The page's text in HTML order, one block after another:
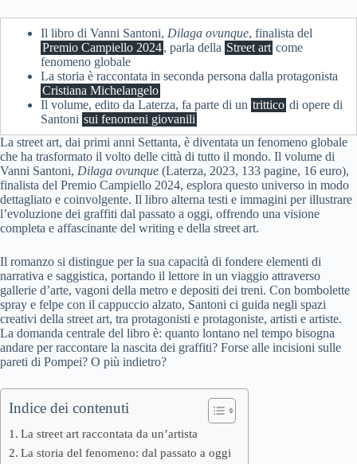
Il libro di Vanni Santoni, Dilaga ovunque, finalista del
Premio Campiello 2024, parla della Street art come
fenomeno globale
La storia è raccontata in seconda persona dalla protagonista
Cristiana Michelangelo
Il volume, edito da Laterza, fa parte di un trittico di opere di
Santoni sui fenomeni giovanili
La street art, dai primi anni Settanta, è diventata un fenomeno globale
che ha trasformato il volto delle città di tutto il mondo. Il volume di
Vanni Santoni, Dilaga ovunque (Laterza, 2023, 133 pagine, 16 euro),
finalista del Premio Campiello 2024, esplora questo universo in modo
dettagliato e coinvolgente. Il libro alterna testi e immagini per illustrare
l’evoluzione dei graffiti dal passato a oggi, offrendo una visione
completa e affascinante del writing e della street art.
Il romanzo si distingue per la sua capacità di fondere elementi di
narrativa e saggistica, portando il lettore in un viaggio attraverso
gallerie d’arte, vagoni della metro e depositi dei treni. Con bombolette
spray e felpe con il cappuccio alzato, Santoni ci guida negli spazi
creativi della street art, tra protagonisti e protagoniste, artisti e artiste.
La domanda centrale del libro è: quanto lontano nel tempo bisogna
andare per raccontare la nascita dei graffiti? Forse alle incisioni sulle
pareti di Pompei? O più indietro?
Indice dei contenuti
La street art raccontata da un’artista
La storia del fenomeno: dal passato a oggi